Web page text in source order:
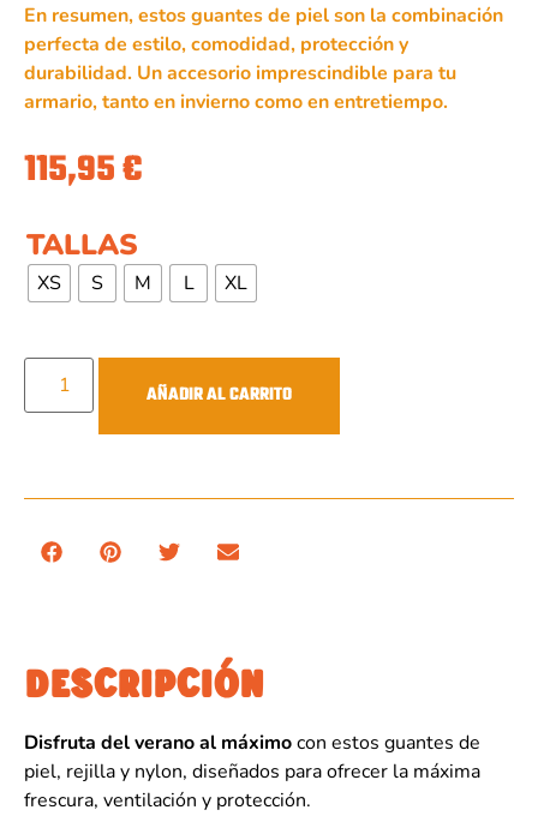
En resumen, estos guantes de piel son la combinación
perfecta de estilo, comodidad, protección y
durabilidad. Un accesorio imprescindible para tu
armario, tanto en invierno como en entretiempo.
115,95€
TALLAS
XS S M L XL
AÑADIR AL CARRITO
DESCRIPCIÓN
Disfruta del verano al máximocon estos guantes de
piel, rejilla y nylon, diseñados para ofrecer la máxima
frescura, ventilación y protección.